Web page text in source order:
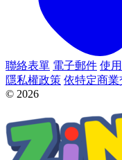
聯絡表單 電子郵件 使
隱私權政策 依特定商
© 2026